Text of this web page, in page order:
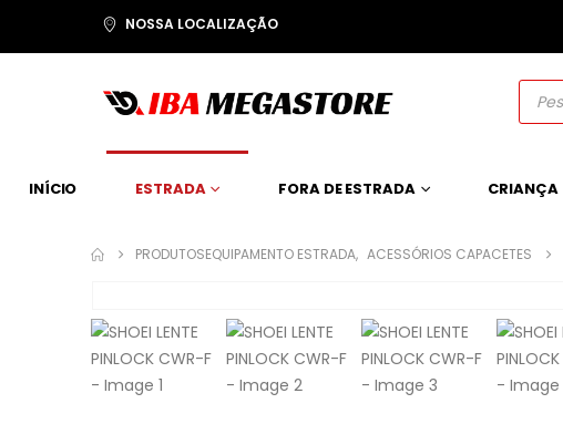
NOSSA LOCALIZAÇÃO
INÍCIO ESTRADA FORA DE ESTRADA CRIANÇA
PRODUTOSEQUIPAMENTO ESTRADA, ACESSÓRIOS CAPACETES